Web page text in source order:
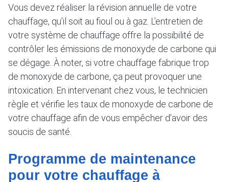
Vous devez réaliser la révision annuelle de votre
chauffage, qu’il soit au fioul ou à gaz. L’entretien de
votre système de chauffage offre la possibilité de
contrôler les émissions de monoxyde de carbone qui
se dégage. À noter, si votre chauffage fabrique trop
de monoxyde de carbone, ça peut provoquer une
intoxication. En intervenant chez vous, le technicien
règle et vérifie les taux de monoxyde de carbone de
votre chauffage afin de vous empêcher d’avoir des
soucis de santé.
Programme de maintenance
pour votre chauffage à